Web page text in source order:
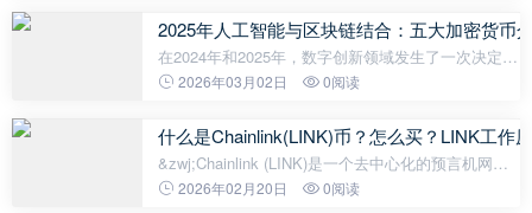
及买卖方式，同时也会整理还有哪
2025年人工智能与区块链结合：五大加密货币
在2024年和2025年，数字创新领域发生了一次决定性
的转变。这一转变是人工智能（AI）和区块链融合的
近期它们已经合并形成了一个强
2026年03月02日 0阅读
什么是Chainlink(LINK)币？怎么买？LINK工作
&zwj;Chainlink (LINK)是一个去中心化的预言机网
络，旨在弥合基于区块链的智能合约（由以太坊广泛
2026年02月20日 0阅读